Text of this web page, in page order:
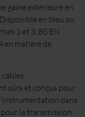
gaine extérieure en
en bleu ou
1 et 3, BS EN
en matière de
sûrs et conçus pour
dans
la transmission